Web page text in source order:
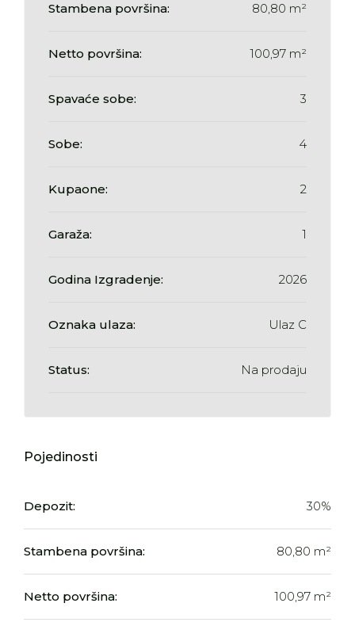
Stambena površina: 80,80 m²
Netto površina: 100,97 m²
Spavaće sobe: 3
Sobe: 4
Kupaone: 2
Garaža: 1
Godina Izgradenje: 2026
Oznaka ulaza: Ulaz C
Status: Na prodaju
Pojedinosti
Depozit: 30%
Stambena površina: 80,80 m²
Netto površina: 100,97 m²